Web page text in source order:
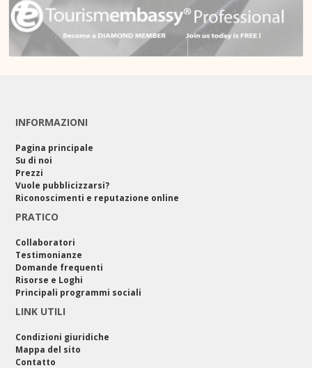
INFORMAZIONI
Pagina principale
Su di noi
Prezzi
Vuole pubblicizzarsi?
Riconoscimenti e reputazione online
PRATICO
Collaboratori
Testimonianze
Domande frequenti
Risorse e Loghi
Principali programmi sociali
LINK UTILI
Condizioni giuridiche
Mappa del sito
Contatto